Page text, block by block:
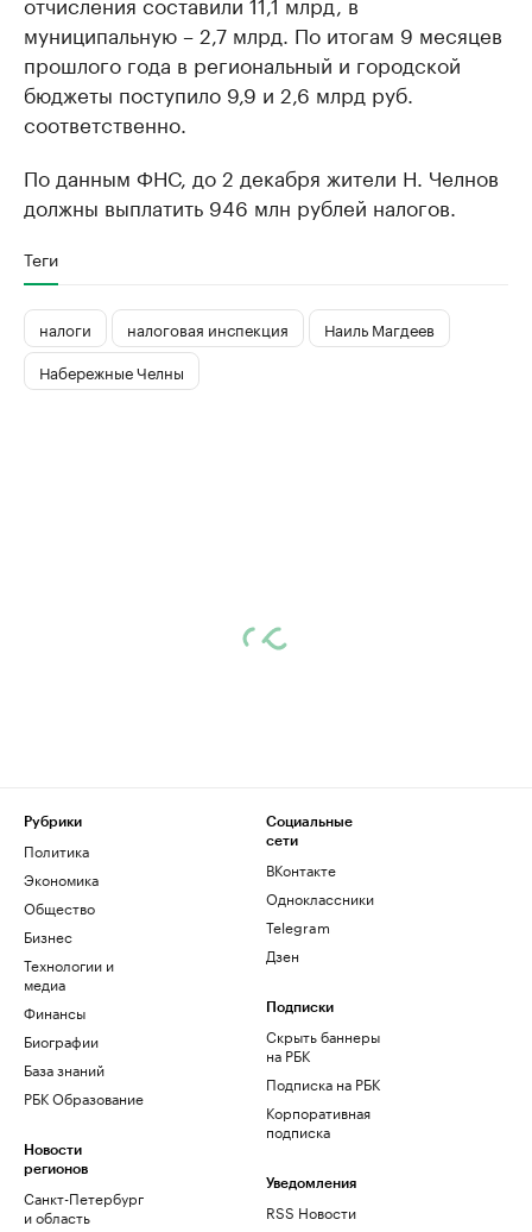
муниципальную – 2,7 млрд. По итогам 9 месяцев
прошлого года в региональный и городской
бюджеты поступило 9,9 и 2,6 млрд руб.
соответственно.
По данным ФНС, до 2 декабря жители Н. Челнов
должны выплатить 946 млн рублей налогов.
Теги
налоги налоговая инспекция
Наиль Магдеев
Набережные Челны
Рубрики
Политика
Экономика
Общество
Бизнес
Технологии и
медиа
Финансы
Биографии
База знаний
РБК Образование
Новости
регионов
Санкт-Петербург
и область
Социальные
сети
ВКонтакте
Одноклассники
Telegram
Дзен
Подписки
Скрыть баннеры
на РБК
Подписка на РБК
Корпоративная
подписка
Уведомления
RSS Новости